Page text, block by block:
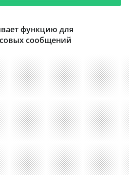
функцию для
сообщений